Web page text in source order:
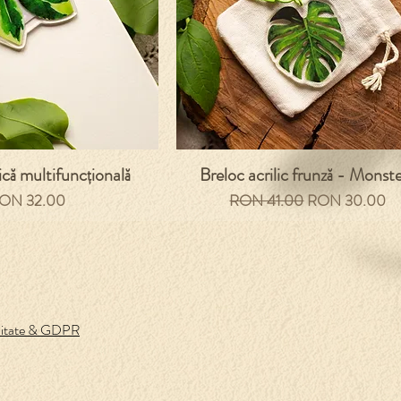
multifuncțională
32.00
Breloc acrilic frunză -
Preț normal
RON 41.00Preț redus
RON 30.00
& GDPR